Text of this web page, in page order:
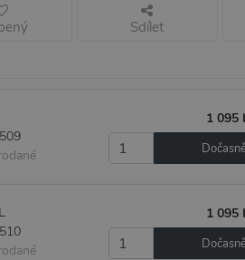
Sdílet
1 095
1 095